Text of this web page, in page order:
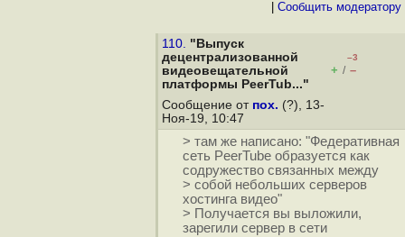
Cообщить модератору
110. "Выпуск
децентрализованной
видеовещательной
платформы PeerTub..."
–3
+ / –
Сообщение от пох. (?), 13-
Ноя-19, 10:47
> там же написано: "Федеративная
сеть PeerTube образуется как
содружество связанных между
> собой небольших серверов
хостинга видео"
> Получается вы выложили,
зарегили сервер в сети